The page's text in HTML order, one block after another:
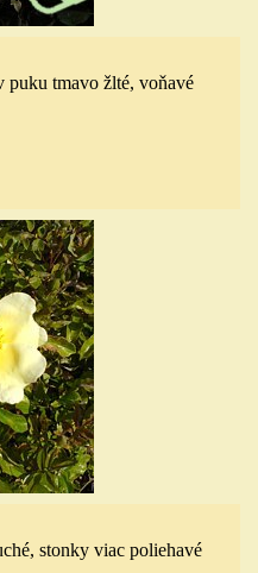
tmavo žlté, voňavé
stonky viac poliehavé